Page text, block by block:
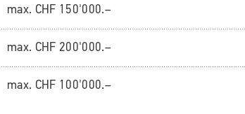
max. CHF 150'000.–
max. CHF 200'000.–
max. CHF 100'000.–